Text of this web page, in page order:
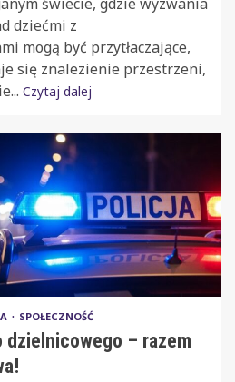
dziećmi z
mogą być przytłaczające,
się znalezienie przestrzeni,
Czytaj dalej
SPOŁECZNOŚĆ
dzielnicowego – razem